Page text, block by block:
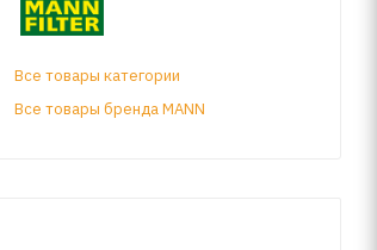
Все товары категории
Все товары бренда MANN